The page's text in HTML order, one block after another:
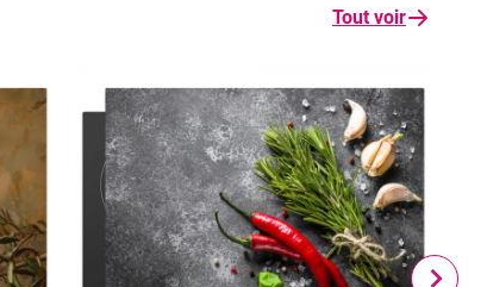
Tout voir